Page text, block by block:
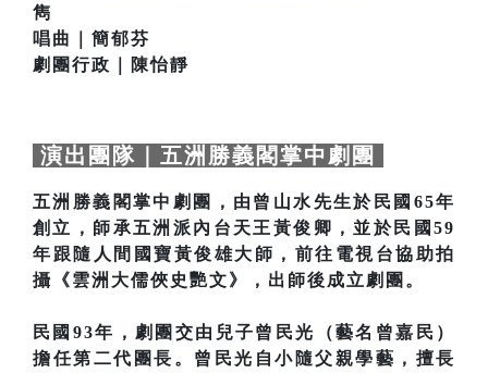
雋
唱曲｜簡郁芬
劇團行政｜陳怡靜
演出團隊｜五洲勝義閣掌中劇團
五洲勝義閣掌中劇團，由曾山水先生於民國65年
創立，師承五洲派內台天王黃俊卿，並於民國59
年跟隨人間國寶黃俊雄大師，前往電視台協助拍
攝《雲洲大儒俠史艷文》，出師後成立劇團。
民國93年，劇團交由兒子曾民光（藝名曾嘉民）
擔任第二代團長。曾民光自小隨父親學藝，擅長